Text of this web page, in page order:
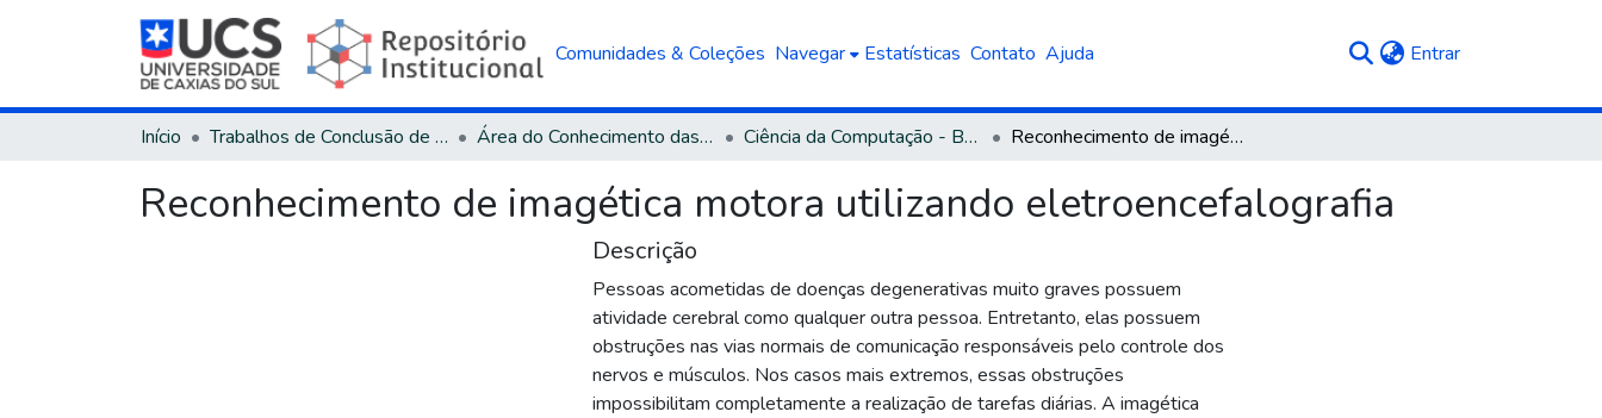
Comunidades & Coleções Navegar Estatísticas Contato Ajuda Entrar(current)
Início Trabalhos de Conclusão de Curso Área do Conhecimento das Ciências Exatas e da Terra Ciência da Computação - Bacharelado Reconhecimento de imagética motora utilizando eletroencefalografia
Reconhecimento de imagética motora utilizando eletroencefalografia
Descrição
Pessoas acometidas de doenças degenerativas muito graves possuem
atividade cerebral como qualquer outra pessoa. Entretanto, elas possuem
obstruções nas vias normais de comunicação responsáveis pelo controle dos
nervos e músculos. Nos casos mais extremos, essas obstruções
impossibilitam completamente a realização de tarefas diárias. A imagética